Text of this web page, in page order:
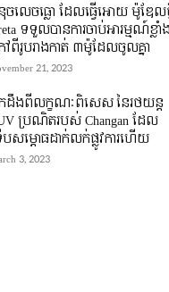
ចលេចធ្លោ ដែលធ្វើអោយ ម៉ូឌែល
ទទួលបានការចាប់អារម្មណ៍ខ្លាំង
ពីរូបរាងកាត់ ៣ម៉ូដែលចូលគ្នា
21, 2023
ដឹងពីលក្ខណៈពិសេស នៃរថយន្ត
ប្រណិតរបស់ Changan ដែល
សម្ភោធដាក់លក់ផ្លូវការហើយ
3, 2023